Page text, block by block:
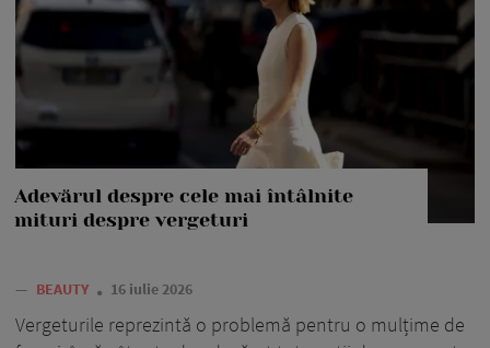
Adevărul despre cele mai întâlnite
mituri despre vergeturi
— BEAUTY 16 iulie 2026
Vergeturile reprezintă o problemă pentru o mulțime de